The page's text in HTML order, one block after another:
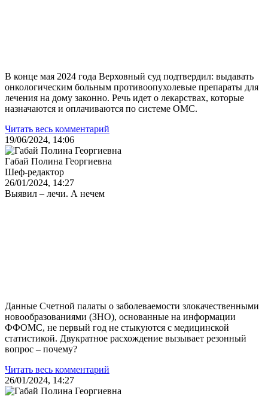
В конце мая 2024 года Верховный суд подтвердил: выдавать
онкологическим больным противоопухолевые препараты для
лечения на дому законно. Речь идет о лекарствах, которые
назначаются и оплачиваются по системе ОМС.
Читать весь комментарий
19/06/2024, 14:06
Габай Полина Георгиевна
Шеф-редактор
26/01/2024, 14:27
Выявил – лечи. А нечем
Данные Счетной палаты о заболеваемости злокачественными
новообразованиями (ЗНО), основанные на информации
ФФОМС, не первый год не стыкуются с медицинской
статистикой. Двукратное расхождение вызывает резонный
вопрос – почему?
Читать весь комментарий
26/01/2024, 14:27